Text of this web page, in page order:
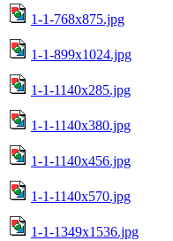
1-1-768x875.jpg
1-1-899x1024.jpg
1-1-1140x285.jpg
1-1-1140x380.jpg
1-1-1140x456.jpg
1-1-1140x570.jpg
1-1-1349x1536.jpg